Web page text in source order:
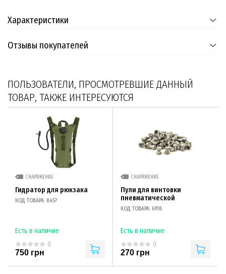
Характеристики
Отзывы покупателей
ПОЛЬЗОВАТЕЛИ, ПРОСМОТРЕВШИЕ ДАННЫЙ
ТОВАР, ТАКЖЕ ИНТЕРЕСУЮТСЯ
СНАРЯЖЕНИЕ
Гидратор для рюкзака
КОД ТОВАРА: 8457
Есть в наличие
0
750 грн
СНАРЯЖЕНИЕ
Пули для винтовки
пневматической
КОД ТОВАРА: 6918
Есть в наличие
0
270 грн